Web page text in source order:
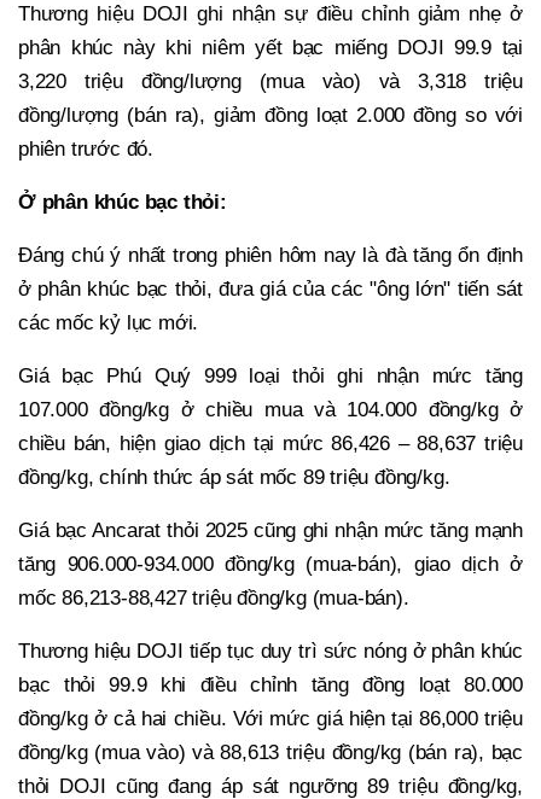
Thương hiệu DOJI ghi nhận sự điều chỉnh giảm nhẹ ở
phân khúc này khi niêm yết bạc miếng DOJI 99.9 tại
3,220 triệu đồng/lượng (mua vào) và 3,318 triệu
đồng/lượng (bán ra), giảm đồng loạt 2.000 đồng so với
phiên trước đó.
Ở phân khúc bạc thỏi:
Đáng chú ý nhất trong phiên hôm nay là đà tăng ổn định
ở phân khúc bạc thỏi, đưa giá của các "ông lớn" tiến sát
các mốc kỷ lục mới.
Giá bạc Phú Quý 999 loại thỏi ghi nhận mức tăng
107.000 đồng/kg ở chiều mua và 104.000 đồng/kg ở
chiều bán, hiện giao dịch tại mức 86,426 – 88,637 triệu
đồng/kg, chính thức áp sát mốc 89 triệu đồng/kg.
Giá bạc Ancarat thỏi 2025 cũng ghi nhận mức tăng mạnh
tăng 906.000-934.000 đồng/kg (mua-bán), giao dịch ở
mốc 86,213-88,427 triệu đồng/kg (mua-bán).
Thương hiệu DOJI tiếp tục duy trì sức nóng ở phân khúc
bạc thỏi 99.9 khi điều chỉnh tăng đồng loạt 80.000
đồng/kg ở cả hai chiều. Với mức giá hiện tại 86,000 triệu
đồng/kg (mua vào) và 88,613 triệu đồng/kg (bán ra), bạc
thỏi DOJI cũng đang áp sát ngưỡng 89 triệu đồng/kg,